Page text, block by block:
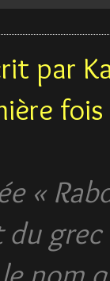
par
«